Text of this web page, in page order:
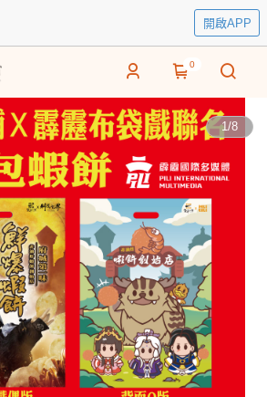
開啟APP
0
1/8